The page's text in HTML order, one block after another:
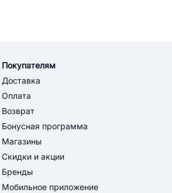
Покупателям
Доставка
Оплата
Возврат
Бонусная программа
Магазины
Скидки и акции
Бренды
Мобильное приложение